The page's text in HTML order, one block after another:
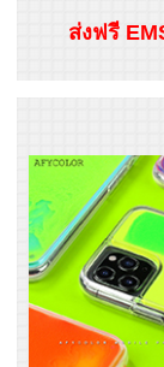
ส่งฟรี